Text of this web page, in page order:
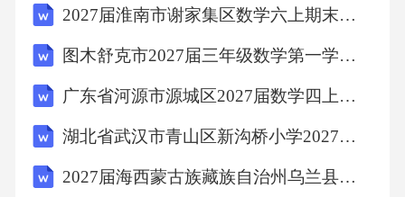
块数量最多的链）为合法链，最长链储存的数
据内容被认为是合法内容。2.1.2
比特币共识算法在比特币奖励的激励下，会有
很多参与者试图收集新的交易数据制造新的区
块参与者制造新区块的行为这使得区块链的记
2027届淮南市谢家集区数学六上期末检测试题含解析
图木舒克市2027届三年级数学第一学期期末质量检测模拟试题含解析
广东省河源市源城区2027届数学四上期末达标检测试题含解析
湖北省武汉市青山区新沟桥小学2027届六年级数学第一学期期末复习检测模拟试题含解析
2027届海西蒙古族藏族自治州乌兰县数学六年级第一学期期末预测试题含解析